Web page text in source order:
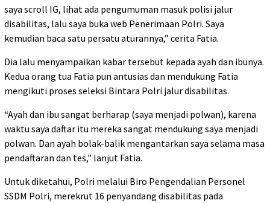
saya scroll IG, lihat ada pengumuman masuk polisi jalur
disabilitas, lalu saya buka web Penerimaan Polri. Saya
kemudian baca satu persatu aturannya,” cerita Fatia.
Dia lalu menyampaikan kabar tersebut kepada ayah dan ibunya.
Kedua orang tua Fatia pun antusias dan mendukung Fatia
mengikuti proses seleksi Bintara Polri jalur disabilitas.
“Ayah dan ibu sangat berharap (saya menjadi polwan), karena
waktu saya daftar itu mereka sangat mendukung saya menjadi
polwan. Dan ayah bolak-balik mengantarkan saya selama masa
pendaftaran dan tes,” lanjut Fatia.
Untuk diketahui, Polri melalui Biro Pengendalian Personel
SSDM Polri, merekrut 16 penyandang disabilitas pada